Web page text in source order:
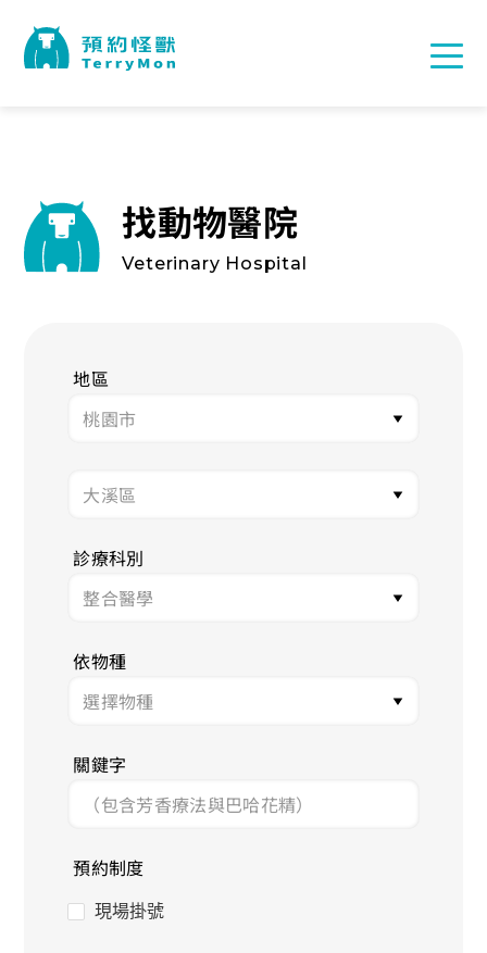
找動物醫院
Veterinary Hospital
地區
診療科別
依物種
關鍵字
預約制度
現場掛號